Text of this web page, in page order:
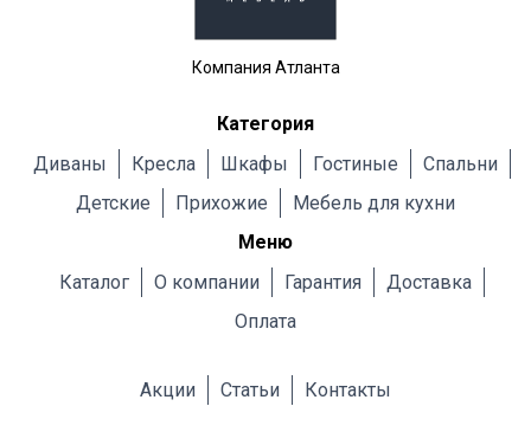
Компания Атланта
Категория
Диваны
Кресла Шкафы Гостиные
Cпальни
Детские
Прихожие
Мебель для кухни
Меню
Каталог
О компании Гарантия
Доставка
Оплата
Акции Статьи Контакты